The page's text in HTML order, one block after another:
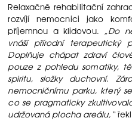
Relaxačně rehabilitační
rozvíjí nemocnici jako
příjemnou a klidovou. „Do
vnáší přírodní terapeutický
Doplňuje chápat zdraví
pouze z pohledu somatiky,
spiritu, složky duchovní.
nemocničnímu parku, který
co se pragmaticky
udržovaná plocha areálu,“řekl